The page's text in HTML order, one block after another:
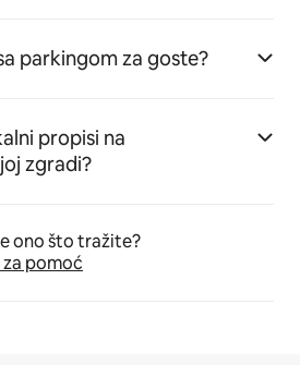
parkingom za goste?
propisi na
zgradi?
ono što tražite?
pomoć